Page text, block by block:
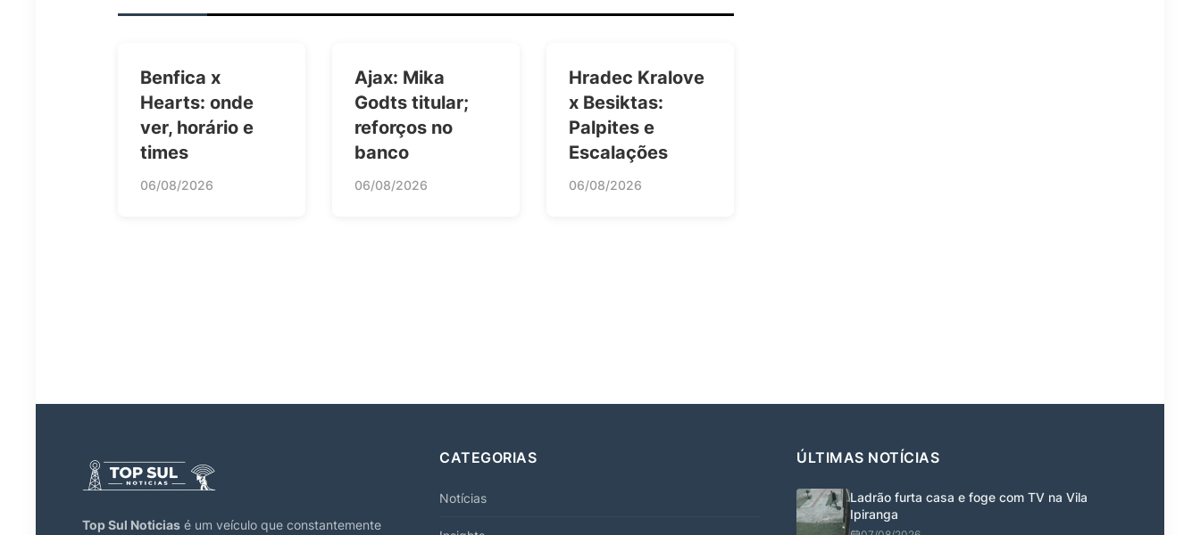
Benfica x
Hearts: onde
ver, horário e
times
06/08/2026
Ajax: Mika
Godts titular;
reforços no
banco
06/08/2026
Hradec Kralove
x Besiktas:
Palpites e
Escalações
06/08/2026
Top Sul Noticias é um veículo que constantemente
CATEGORIAS
Notícias
ÚLTIMAS NOTÍCIAS
Ladrão furta casa e foge com TV na Vila
Ipiranga